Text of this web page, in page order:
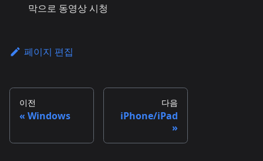
막으로 동영상 시청
페이지 편집
이전
Windows
다음
iPhone/iPad